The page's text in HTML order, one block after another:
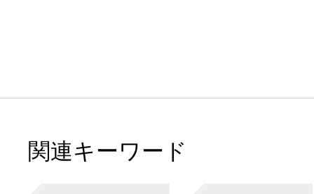
関連キーワード